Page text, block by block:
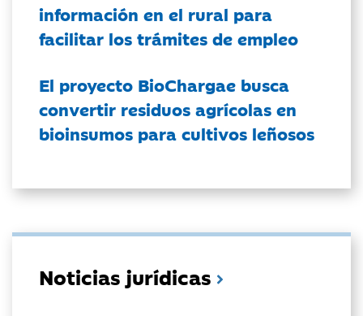
información en el rural para
facilitar los trámites de empleo
El proyecto BioChargae busca
convertir residuos agrícolas en
bioinsumos para cultivos leñosos
Noticias jurídicas